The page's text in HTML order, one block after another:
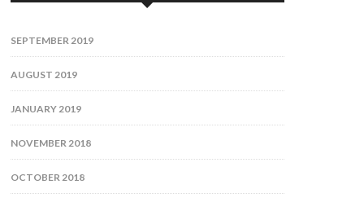
SEPTEMBER 2019
AUGUST 2019
JANUARY 2019
NOVEMBER 2018
OCTOBER 2018